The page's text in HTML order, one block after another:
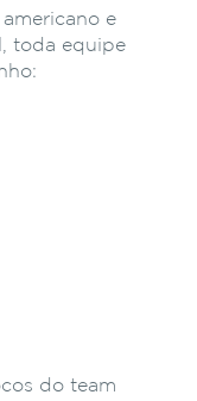
e
toda equipe
do team